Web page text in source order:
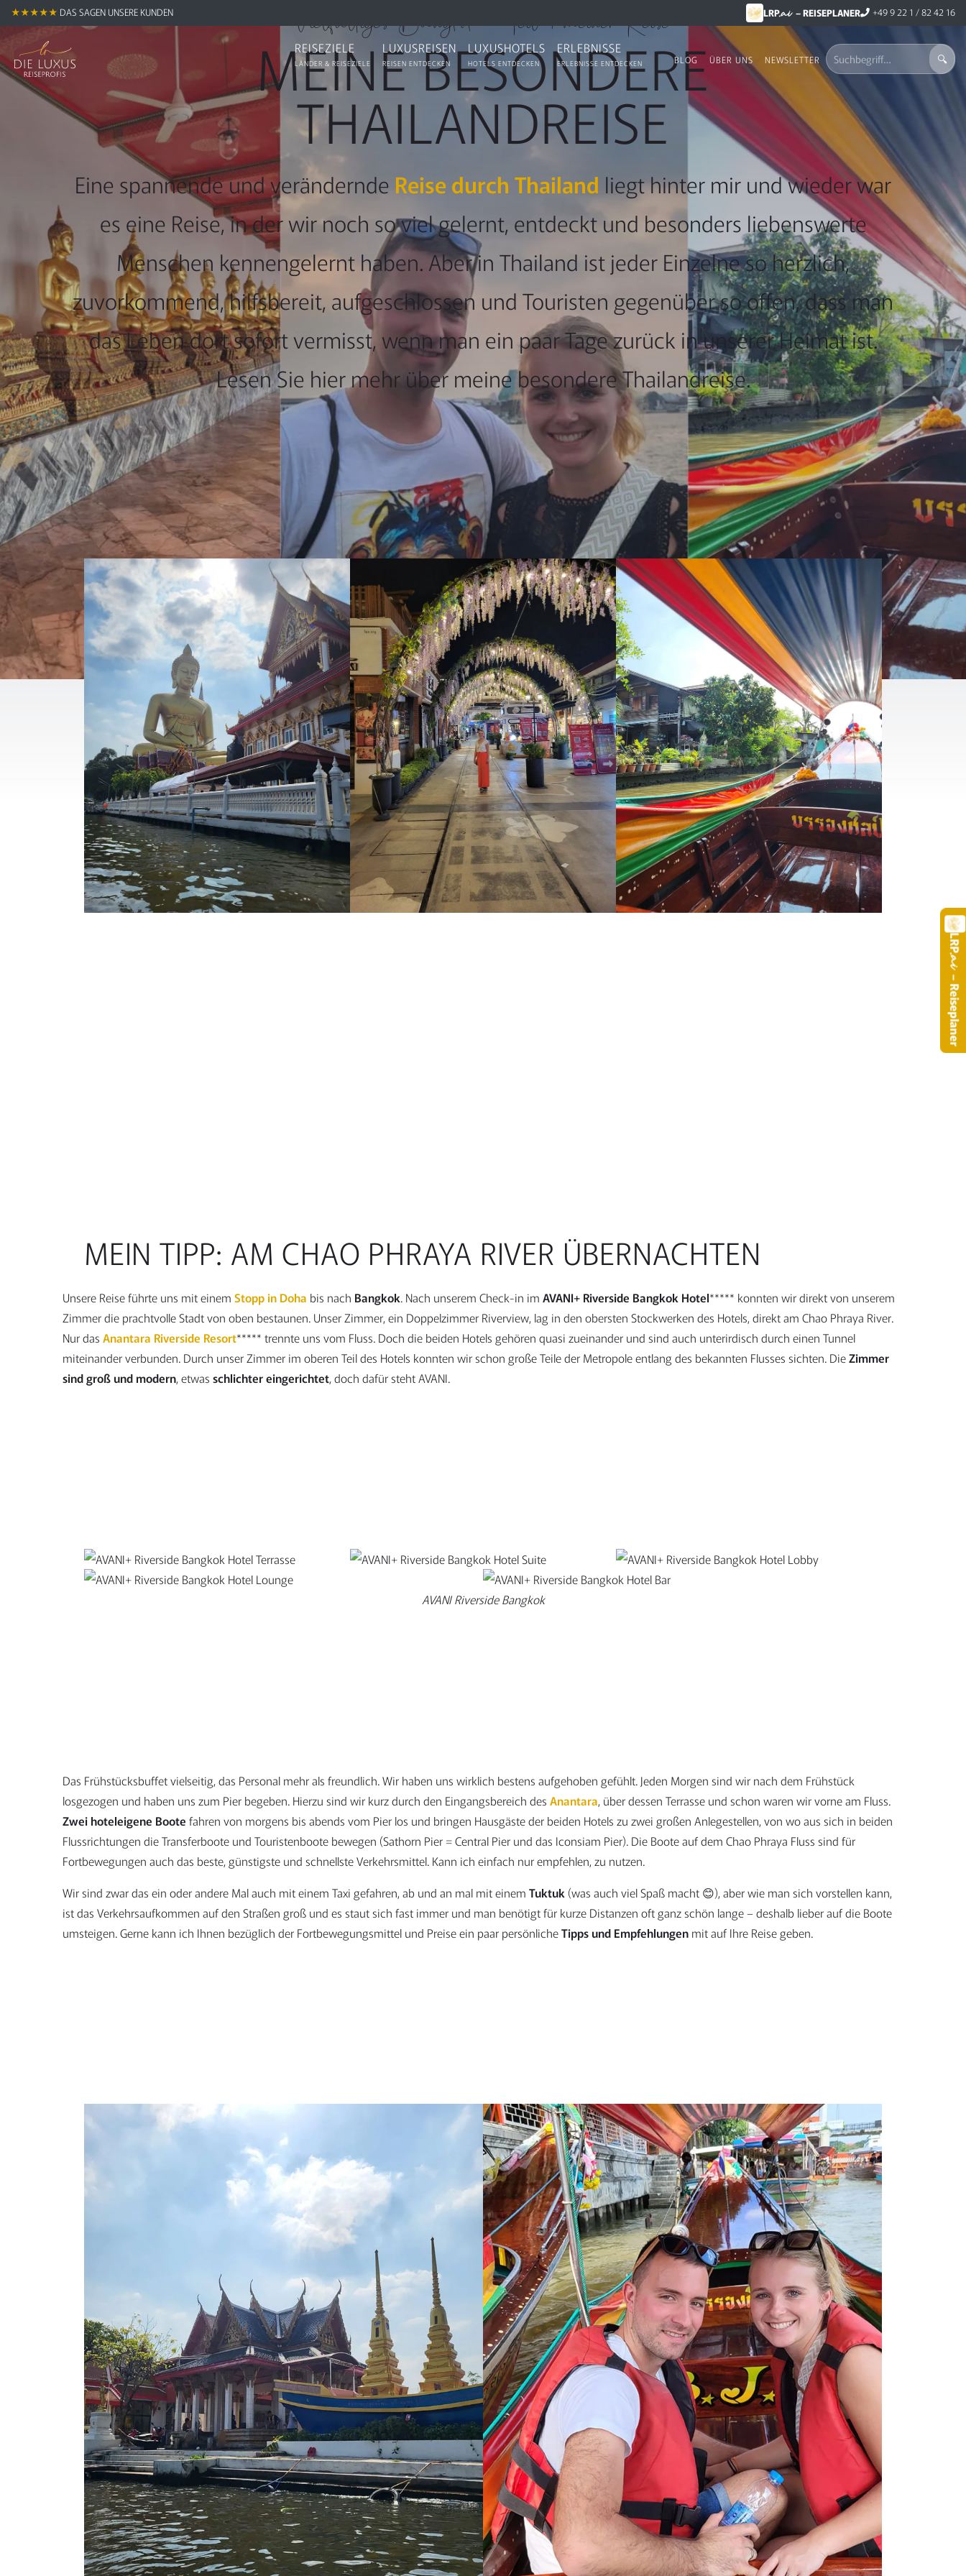
★★★★★ DAS SAGEN UNSERE KUNDEN LRP.ai – REISEPLANER +49 9 22 1 / 82 42 16
REISEZIELE
LÄNDER & REISEZIELE
LUXUSREISEN
REISEN ENTDECKEN
LUXUSHOTELS
HOTELS ENTDECKEN
ERLEBNISSE
ERLEBNISSE ENTDECKEN BLOG ÜBER UNS NEWSLETTER
LRP
– Reiseplaner
Vielfältiges Bangkok - Teil 1 meiner Reise
MEINE BESONDERE
THAILANDREISE
Eine spannende und verändernde Reise durch Thailand liegt hinter mir und wieder war
es eine Reise, in der wir noch so viel gelernt, entdeckt und besonders liebenswerte
Menschen kennengelernt haben. Aber in Thailand ist jeder Einzelne so herzlich,
zuvorkommend, hilfsbereit, aufgeschlossen und Touristen gegenüber so offen, dass man
das Leben dort sofort vermisst, wenn man ein paar Tage zurück in unserer Heimat ist.
Lesen Sie hier mehr über meine besondere Thailandreise.
MEIN TIPP: AM CHAO PHRAYA RIVER ÜBERNACHTEN
Unsere Reise führte uns mit einem Stopp in Doha bis nach Bangkok. Nach unserem Check-in im AVANI+ Riverside Bangkok Hotel***** konnten wir direkt von unserem
Zimmer die prachtvolle Stadt von oben bestaunen. Unser Zimmer, ein Doppelzimmer Riverview, lag in den obersten Stockwerken des Hotels, direkt am Chao Phraya River.
Nur das Anantara Riverside Resort***** trennte uns vom Fluss. Doch die beiden Hotels gehören quasi zueinander und sind auch unterirdisch durch einen Tunnel
miteinander verbunden. Durch unser Zimmer im oberen Teil des Hotels konnten wir schon große Teile der Metropole entlang des bekannten Flusses sichten. DieZimmer
sind groß und modern, etwas schlichter eingerichtet, doch dafür steht AVANI.
AVANI Riverside Bangkok
Das Frühstücksbuffet vielseitig, das Personal mehr als freundlich. Wir haben uns wirklich bestens aufgehoben gefühlt. Jeden Morgen sind wir nach dem Frühstück
losgezogen und haben uns zum Pier begeben. Hierzu sind wir kurz durch den Eingangsbereich des Anantara, über dessen Terrasse und schon waren wir vorne am Fluss.
Zwei hoteleigene Boote fahren von morgens bis abends vom Pier los und bringen Hausgäste der beiden Hotels zu zwei großen Anlegestellen, von wo aus sich in beiden
Flussrichtungen die Transferboote und Touristenboote bewegen (Sathorn Pier = Central Pier und das Iconsiam Pier). Die Boote auf dem Chao Phraya Fluss sind für
Fortbewegungen auch das beste, günstigste und schnellste Verkehrsmittel. Kann ich einfach nur empfehlen, zu nutzen.
Wir sind zwar das ein oder andere Mal auch mit einem Taxi gefahren, ab und an mal mit einem Tuktuk (was auch viel Spaß macht 😊), aber wie man sich vorstellen kann,
ist das Verkehrsaufkommen auf den Straßen groß und es staut sich fast immer und man benötigt für kurze Distanzen oft ganz schön lange – deshalb lieber auf die Boote
umsteigen. Gerne kann ich Ihnen bezüglich der Fortbewegungsmittel und Preise ein paar persönlicheTipps und Empfehlungen mit auf Ihre Reise geben.